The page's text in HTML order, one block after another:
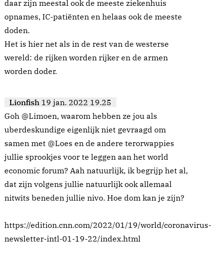
daar zijn meestal ook de meeste ziekenhuis
opnames, IC-patiënten en helaas ook de meeste
doden.
Het is hier net als in de rest van de westerse
wereld: de rijken worden rijker en de armen
worden doder.
Lionfish 19 jan. 2022 19.25
Goh @Limoen, waarom hebben ze jou als
uberdeskundige eigenlijk niet gevraagd om
samen met @Loes en de andere terorwappies
jullie sprookjes voor te leggen aan het world
economic forum? Aah natuurlijk, ik begrijp het al,
dat zijn volgens jullie natuurlijk ook allemaal
nitwits beneden jullie nivo. Hoe dom kan je zijn?
https://edition.cnn.com/2022/01/19/world/coronavirus-
newsletter-intl-01-19-22/index.html